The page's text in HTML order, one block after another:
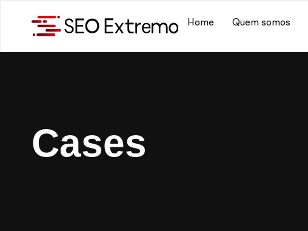
Home Quem somos
Cases